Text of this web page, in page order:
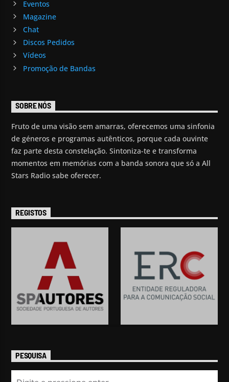
Eventos
Magazine
Chat
Discos Pedidos
Vídeos
Promoção de Bandas
SOBRE NÓS
Fruto de uma visão sem amarras, oferecemos uma sinfonia
de géneros e programas autênticos, porque cada ouvinte
faz parte desta constelação. Sintoniza-te e transforma
momentos em memórias com a banda sonora que só a All
Stars Radio sabe oferecer.
REGISTOS
PESQUISA